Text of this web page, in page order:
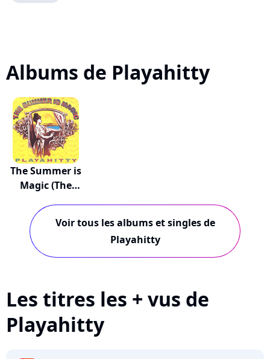
Albums de Playahitty
The Summer is
Magic (The
Voir tous les albums et singles de
Playahitty
Les titres les + vus de
Playahitty